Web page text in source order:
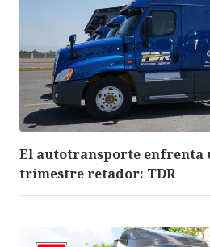
El autotransporte enfrenta
trimestre retador: TDR